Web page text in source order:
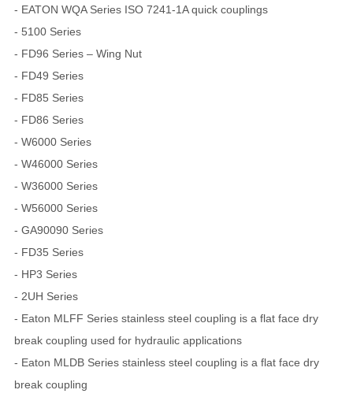
- EATON WQA Series ISO 7241-1A quick couplings
- 5100 Series
- FD96 Series – Wing Nut
- FD49 Series
- FD85 Series
- FD86 Series
- W6000 Series
- W46000 Series
- W36000 Series
- W56000 Series
- GA90090 Series
- FD35 Series
- HP3 Series
- 2UH Series
- Eaton MLFF Series stainless steel coupling is a flat face dry
break coupling used for hydraulic applications
- Eaton MLDB Series stainless steel coupling is a flat face dry
break coupling